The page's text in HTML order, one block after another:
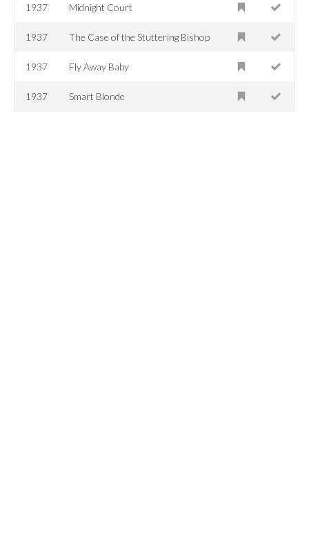
1937 Midnight Court
1937 The Case of the Stuttering Bishop
1937 Fly Away Baby
1937 Smart Blonde